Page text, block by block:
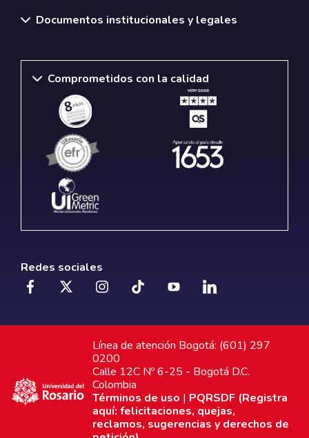
Documentos institucionales y legales
Comprometidos con la calidad
Redes sociales
Línea de atención Bogotá: (601) 297
0200
Calle 12C Nº 6-25 - Bogotá D.C.
Colombia
Términos de uso | PQRSDF (Registra
aquí: felicitaciones, quejas,
reclamos, sugerencias y derechos de